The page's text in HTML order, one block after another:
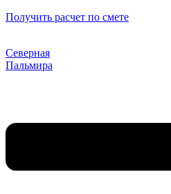
Получить расчет по смете
Северная
Пальмира